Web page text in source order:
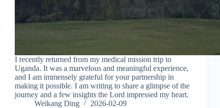
I recently returned from my medical mission trip to
Uganda. It was a marvelous and meaningful experience,
and I am immensely grateful for your partnership in
making it possible. I am writing to share a glimpse of the
journey and a few insights the Lord impressed my heart.
Weikang Ding
2026-02-09